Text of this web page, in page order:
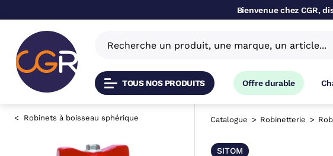
Bienvenue chez CGR,
TOUS NOS PRODUITS Offre durable
Robinets à boisseau sphérique Catalogue Robinetterie
SITOM